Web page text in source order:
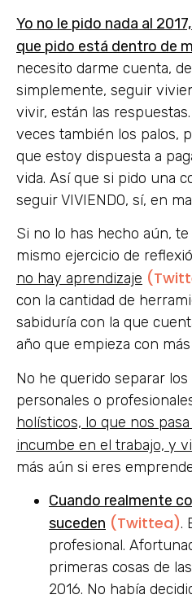
Yo no le pido nada al
que pido está dentro de
necesito darme cuenta,
simplemente, seguir
vivir, están las
veces también los palos,
que estoy dispuesta a
vida. Así que si pido una
seguir VIVIENDO, sí, en
Si no lo has hecho aún,
mismo ejercicio de
no hay aprendizaje
con la cantidad de
sabiduría con la que
año que empieza con más
No he querido separar
personales o
holísticos, lo que nos
incumbe en el trabajo, y
más aún si eres
Cuando realmente
suceden (Twittea).
profesional.
primeras cosas de
2016. No había